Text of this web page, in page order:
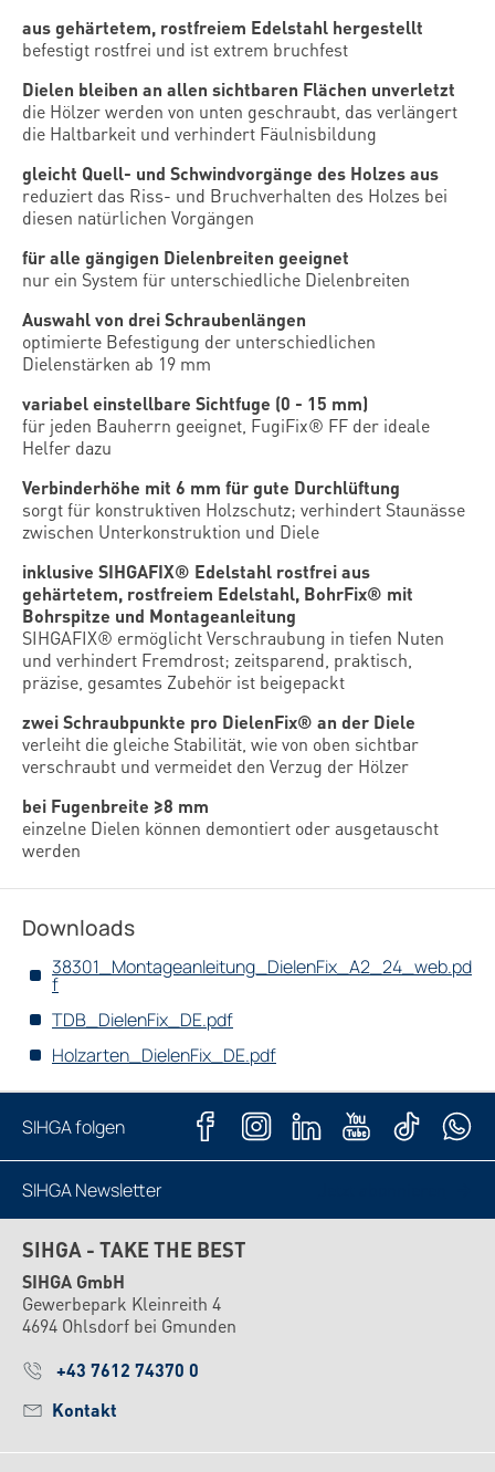
aus gehärtetem, rostfreiem Edelstahl hergestellt
befestigt rostfrei und ist extrem bruchfest
Dielen bleiben an allen sichtbaren Flächen unverletzt
die Hölzer werden von unten geschraubt, das verlängert
die Haltbarkeit und verhindert Fäulnisbildung
gleicht Quell- und Schwindvorgänge des Holzes aus
reduziert das Riss- und Bruchverhalten des Holzes bei
diesen natürlichen Vorgängen
für alle gängigen Dielenbreiten geeignet
nur ein System für unterschiedliche Dielenbreiten
Auswahl von drei Schraubenlängen
optimierte Befestigung der unterschiedlichen
Dielenstärken ab 19 mm
variabel einstellbare Sichtfuge (0 - 15 mm)
für jeden Bauherrn geeignet, FugiFix® FF der ideale
Helfer dazu
Verbinderhöhe mit 6 mm für gute Durchlüftung
sorgt für konstruktiven Holzschutz; verhindert Staunässe
zwischen Unterkonstruktion und Diele
inklusive SIHGAFIX® Edelstahl rostfrei aus
gehärtetem, rostfreiem Edelstahl, BohrFix® mit
Bohrspitze und Montageanleitung
SIHGAFIX® ermöglicht Verschraubung in tiefen Nuten
und verhindert Fremdrost; zeitsparend, praktisch,
präzise, gesamtes Zubehör ist beigepackt
zwei Schraubpunkte pro DielenFix® an der Diele
verleiht die gleiche Stabilität, wie von oben sichtbar
verschraubt und vermeidet den Verzug der Hölzer
bei Fugenbreite ≥8 mm
einzelne Dielen können demontiert oder ausgetauscht
werden
Downloads
38301_Montageanleitung_DielenFix_A2_24_web.pd
f
TDB_DielenFix_DE.pdf
Holzarten_DielenFix_DE.pdf
SIHGA folgen
SIHGA Newsletter
SIHGA - TAKE THE BEST
SIHGA GmbH
Gewerbepark Kleinreith 4
4694 Ohlsdorf bei Gmunden
+43 7612 74370 0
Kontakt